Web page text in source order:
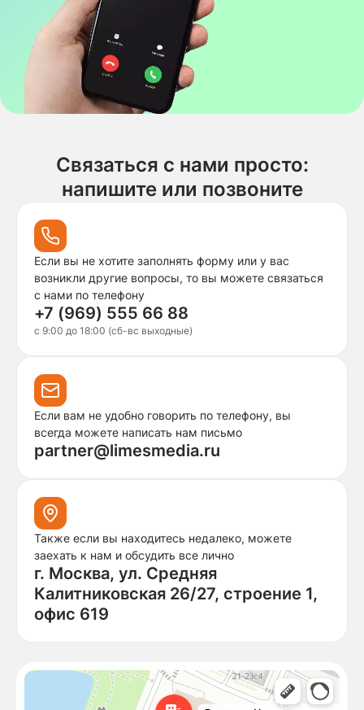
Связаться с нами просто:
напишите или позвоните
Если вы не хотите заполнять форму или у вас
возникли другие вопросы, то вы можете связаться
с нами по телефону
+7 (969) 555 66 88
c 9:00 до 18:00 (сб-вс выходные)
Если вам не удобно говорить по телефону, вы
всегда можете написать нам письмо
partner@limesmedia.ru
Также если вы находитесь недалеко, можете
заехать к нам и обсудить все лично
г. Москва, ул. Средняя
Калитниковская 26/27, строение 1,
офис 619
Москва
Средняя Калитниковская улица, 26/27с1 — Яндекс Карты